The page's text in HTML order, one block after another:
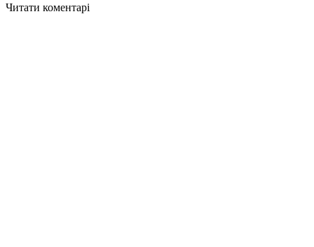
Читати коментарі